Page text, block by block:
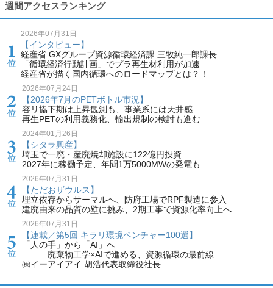
週間アクセスランキング
2026年07月31日
【インタビュー】
経産省 GXグループ資源循環経済課 三牧純一郎課長
「循環経済行動計画」でプラ再生材利用が加速
経産省が描く国内循環へのロードマップとは？！
2026年07月24日
【2026年7月のPETボトル市況】
容リ協下期は上昇観測も、事業系には天井感
再生PETの利用義務化、輸出規制の検討も進む
2024年01月26日
【シタラ興産】
埼玉で一廃・産廃焼却施設に122億円投資
2027年に稼働予定、年間1万5000MWの発電も
2026年07月31日
【ただおザウルス】
埋立依存からサーマルへ、防府工場でRPF製造に参入
建廃由来の品質の壁に挑み、2期工事で資源化率向上へ
2026年07月31日
【連載／第5回 キラリ環境ベンチャー100選】
「人の手」から「AI」へ
廃棄物工学×AIで進める、資源循環の最前線
㈱イーアイアイ 胡浩代表取締役社長